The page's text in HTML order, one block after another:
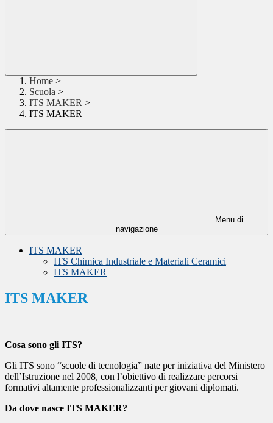
Home >
Scuola >
ITS MAKER >
ITS MAKER
Menu di
navigazione
ITS MAKER
ITS Chimica Industriale e Materiali Ceramici
ITS MAKER
ITS MAKER
Cosa sono gli ITS?
Gli ITS sono “scuole di tecnologia” nate per iniziativa del Ministero
dell’Istruzione nel 2008, con l’obiettivo di realizzare percorsi
formativi altamente professionalizzanti per giovani diplomati.
Da dove nasce ITS MAKER?